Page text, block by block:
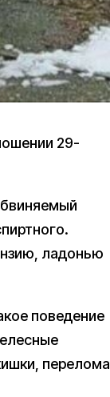
29-
ладонью
поведение
перелома